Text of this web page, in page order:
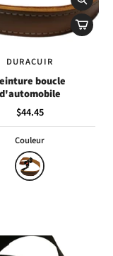
DURACUIR
boucle
d'automobile
$44.45
Couleur